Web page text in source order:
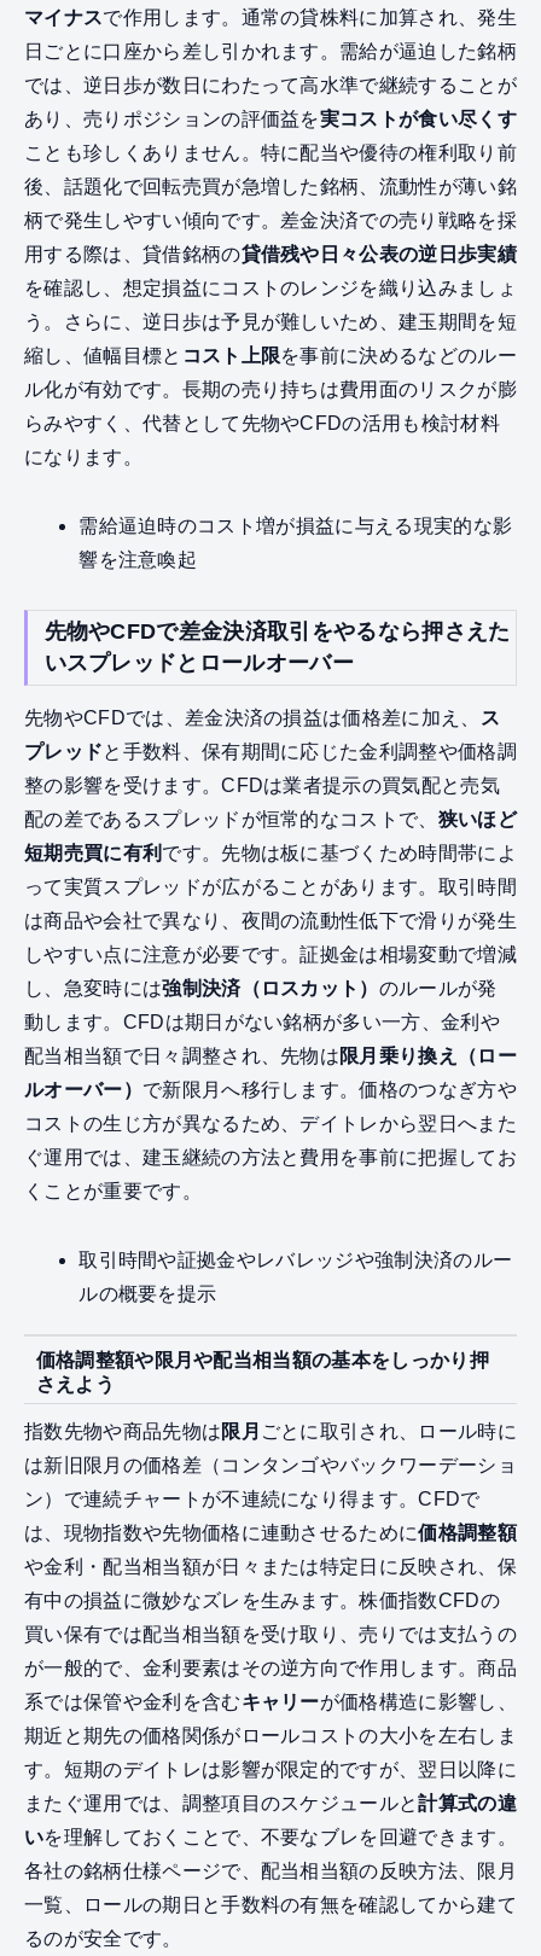
マイナスで作用します。通常の貸株料に加算され、発生
日ごとに口座から差し引かれます。需給が逼迫した銘柄
では、逆日歩が数日にわたって高水準で継続することが
あり、売りポジションの評価益を実コストが食い尽くす
ことも珍しくありません。特に配当や優待の権利取り前
後、話題化で回転売買が急増した銘柄、流動性が薄い銘
柄で発生しやすい傾向です。差金決済での売り戦略を採
用する際は、貸借銘柄の貸借残や日々公表の逆日歩実績
を確認し、想定損益にコストのレンジを織り込みましょ
う。さらに、逆日歩は予見が難しいため、建玉期間を短
縮し、値幅目標と コスト上限を事前に決めるなどのルー
ル化が有効です。長期の売り持ちは費用面のリスクが膨
らみやすく、代替として先物やCFDの活用も検討材料
になります。
需給逼迫時のコスト増が損益に与える現実的な影
響を注意喚起
先物やCFDで差金決済取引をやるなら押さえた
いスプレッドとロールオーバー
先物やCFDでは、差金決済の損益は価格差に加え、
ス
プレッドと手数料、保有期間に応じた金利調整や価格調
整の影響を受けます。CFDは業者提示の買気配と売気
配の差であるスプレッドが恒常的なコストで、 狭いほど
短期売買に有利 です。先物は板に基づくため時間帯によ
って実質スプレッドが広がることがあります。取引時間
は商品や会社で異なり、夜間の流動性低下で滑りが発生
しやすい点に注意が必要です。証拠金は相場変動で増減
し、急変時には強制決済（ロスカット） のルールが発
動します。CFDは期日がない銘柄が多い一方、金利や
配当相当額で日々調整され、先物は限月乗り換え（ロー
ルオーバー） で新限月へ移行します。価格のつなぎ方や
コストの生じ方が異なるため、デイトレから翌日へまた
ぐ運用では、建玉継続の方法と費用を事前に把握してお
くことが重要です。
取引時間や証拠金やレバレッジや強制決済のルー
ルの概要を提示
価格調整額や限月や配当相当額の基本をしっかり押
さえよう
指数先物や商品先物は限月 ごとに取引され、ロール時に
は新旧限月の価格差（コンタンゴやバックワーデーショ
ン）で連続チャートが不連続になり得ます。CFDで
は、現物指数や先物価格に連動させるために価格調整額
や金利・配当相当額が日々または特定日に反映され、保
有中の損益に微妙なズレを生みます。株価指数CFDの
買い保有では配当相当額を受け取り、売りでは支払うの
が一般的で、金利要素はその逆方向で作用します。商品
系では保管や金利を含むキャリーが価格構造に影響し、
期近と期先の価格関係がロールコストの大小を左右しま
す。短期のデイトレは影響が限定的ですが、翌日以降に
またぐ運用では、調整項目のスケジュールと計算式の違
いを理解しておくことで、不要なブレを回避できます。
各社の銘柄仕様ページで、配当相当額の反映方法、限月
一覧、ロールの期日と手数料の有無を確認してから建て
るのが安全です。